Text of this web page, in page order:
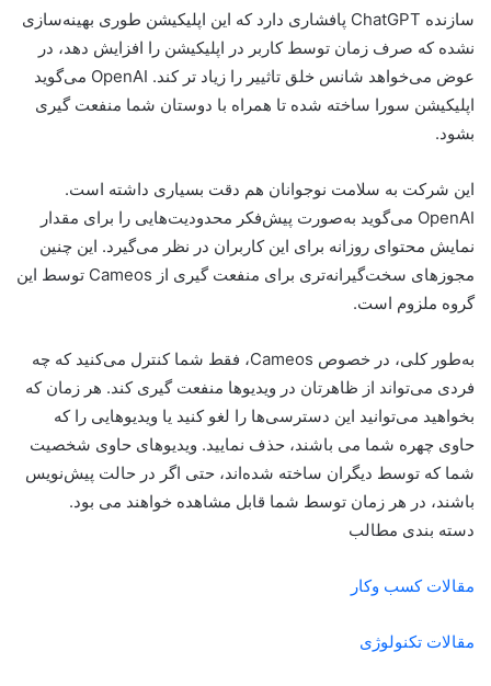
سازنده ChatGPT پافشاری دارد که این اپلیکیشن طوری بهینه‌سازی
نشده که صرف زمان توسط کاربر در اپلیکیشن را افزایش دهد، در
عوض می‌خواهد شانس خلق تاثییر را زیاد تر کند. OpenAI می‌گوید
اپلیکیشن سورا ساخته شده تا همراه با دوستان شما منفعت گیری
بشود.
این شرکت به سلامت نوجوانان هم دقت بسیاری داشته است.
OpenAI می‌گوید به‌صورت پیش‌فکر محدودیت‌هایی را برای مقدار
نمایش محتوای روزانه برای این کاربران در نظر می‌گیرد. این چنین
مجوزهای سخت‌گیرانه‌تری برای منفعت گیری از Cameos توسط این
گروه ملزوم است.
به‌طور کلی، در خصوص Cameos، فقط شما کنترل می‌کنید که چه
فردی می‌تواند از ظاهرتان در ویدیوها منفعت گیری کند. هر زمان که
بخواهید می‌توانید این دسترسی‌ها را لغو کنید یا ویدیوهایی را که
حاوی چهره شما می باشند، حذف نمایید. ویدیوهای حاوی شخصیت
شما که توسط دیگران ساخته شده‌اند، حتی اگر در حالت پیش‌نویس
باشند، در هر زمان توسط شما قابل مشاهده خواهند می بود.
دسته بندی مطالب
مقالات کسب وکار
مقالات تکنولوژی